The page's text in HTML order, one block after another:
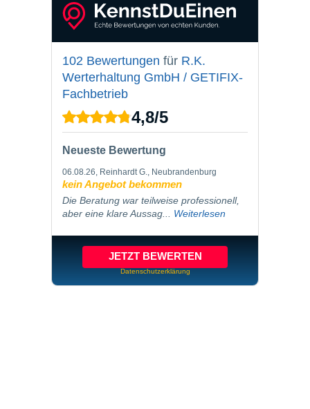
102 Bewertungen für R.K.
Werterhaltung GmbH / GETIFIX-
Fachbetrieb
4,8/5
Neueste Bewertung
06.08.26, Reinhardt G., Neubrandenburg
kein Angebot bekommen
Die Beratung war teilweise professionell,
aber eine klare Aussag... Weiterlesen
JETZT BEWERTEN
Datenschutzerklärung